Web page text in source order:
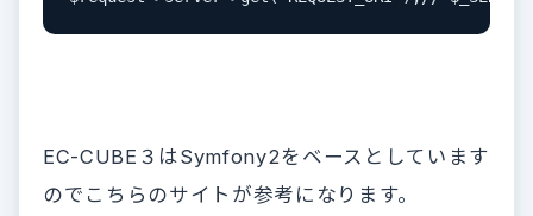
EC-CUBE３はSymfony2をベースとしています
のでこちらのサイトが参考になります。